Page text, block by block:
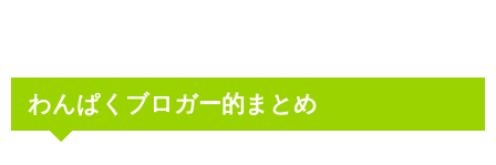
わんぱくブロガー的まとめ